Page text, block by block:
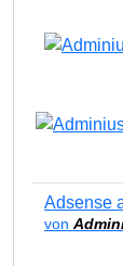
Adsense
von